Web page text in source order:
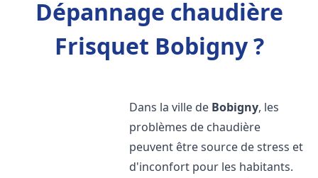
Dépannage chaudière
Frisquet Bobigny ?
Dans la ville de Bobigny, les
problèmes de chaudière
peuvent être source de stress et
d'inconfort pour les habitants.